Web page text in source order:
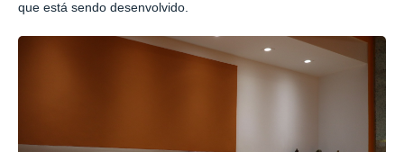
que está sendo desenvolvido.